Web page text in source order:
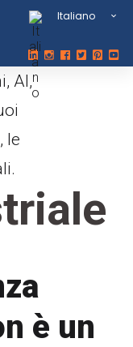
Italiano
AI,
le
è un